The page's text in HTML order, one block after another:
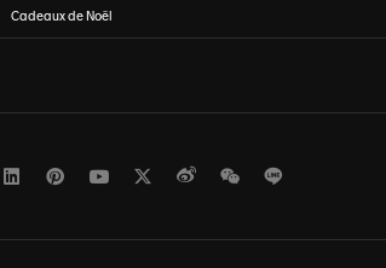
Cadeaux de Noël
LinkedInPinterest
Youtube
TwitterWeiboWeChat